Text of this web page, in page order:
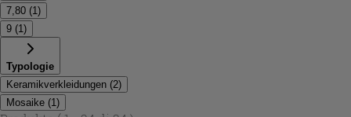
7,80 (1 )
9 (1 )
Typologie
Keramikverkleidungen (2)
Mosaike (1 )